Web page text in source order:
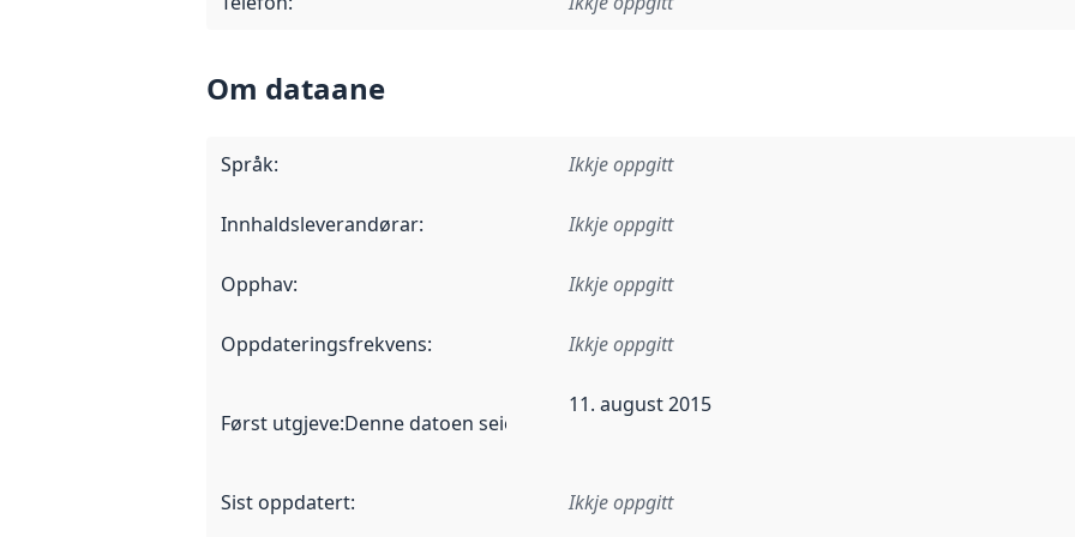
Om dataane
Språk: Ikkje oppgitt
Innhaldsleverandørar: Ikkje oppgitt
Opphav: Ikkje oppgitt
Oppdateringsfrekvens: Ikkje oppgitt
Først utgjeve:Denne datoen seier når dataa i dette datasettet først blei utgitt. Det kan ha
11. august 2015
Sist oppdatert: Ikkje oppgitt